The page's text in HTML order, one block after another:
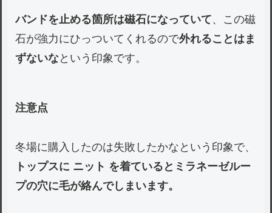
バンドを止める箇所は磁石になっていて、この磁
石が強力にひっついてくれるので外れることはま
ずないなという印象です。
注意点
冬場に購入したのは失敗したかなという印象で、
トップスに ニット を着ているとミラネーゼルー
プの穴に毛が絡んでしまいます。